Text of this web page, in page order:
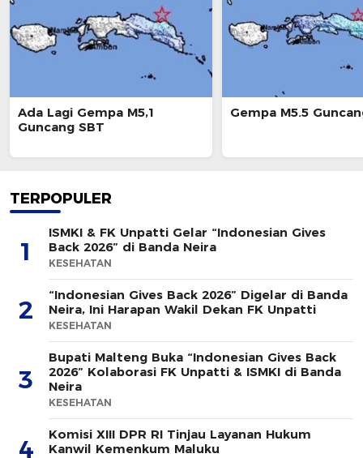
Ada Lagi Gempa M5,1
Guncang SBT
Gempa M5.5
TERPOPULER
1
ISMKI & FK Unpatti Gelar “Indonesian Gives
Back 2026” di Banda Neira
KESEHATAN
2
“Indonesian Gives Back 2026” Digelar di Banda
Neira, Ini Harapan Wakil Dekan FK Unpatti
KESEHATAN
3
Bupati Malteng Buka “Indonesian Gives Back
2026” Kolaborasi FK Unpatti & ISMKI di Banda
Neira
KESEHATAN
4
Komisi XIII DPR RI Tinjau Layanan Hukum
Kanwil Kemenkum Maluku